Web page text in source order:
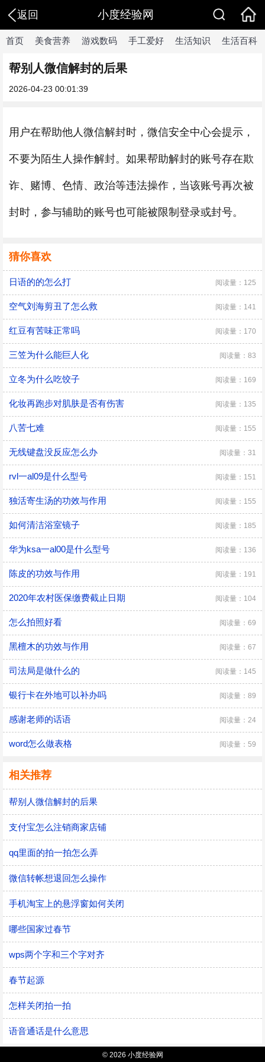
返回 小度经验网
首页 美食营养 游戏数码 手工爱好 生活知识 生活百科
帮别人微信解封的后果
2026-04-23 00:01:39
用户在帮助他人微信解封时，微信安全中心会提示，
不要为陌生人操作解封。如果帮助解封的账号存在欺
诈、赌博、色情、政治等违法操作，当该账号再次被
封时，参与辅助的账号也可能被限制登录或封号。
猜你喜欢
日语的的怎么打 阅读量：125
空气刘海剪丑了怎么救 阅读量：141
红豆有苦味正常吗 阅读量：170
三笠为什么能巨人化 阅读量：83
立冬为什么吃饺子 阅读量：169
化妆再跑步对肌肤是否有伤害 阅读量：135
八苦七难 阅读量：155
无线键盘没反应怎么办 阅读量：31
rvl一al09是什么型号 阅读量：151
独活寄生汤的功效与作用 阅读量：155
如何清洁浴室镜子 阅读量：185
华为ksa一al00是什么型号 阅读量：136
陈皮的功效与作用 阅读量：191
2020年农村医保缴费截止日期 阅读量：104
怎么拍照好看 阅读量：69
黑檀木的功效与作用 阅读量：67
司法局是做什么的 阅读量：145
银行卡在外地可以补办吗 阅读量：89
感谢老师的话语 阅读量：24
word怎么做表格 阅读量：59
相关推荐
帮别人微信解封的后果
支付宝怎么注销商家店铺
qq里面的拍一拍怎么弄
微信转帐想退回怎么操作
手机淘宝上的悬浮窗如何关闭
哪些国家过春节
wps两个字和三个字对齐
春节起源
怎样关闭拍一拍
语音通话是什么意思
© 2026 小度经验网